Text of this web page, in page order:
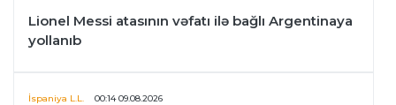
Lionel Messi atasının vəfatı ilə bağlı Argentinaya
yollanıb
İspaniya L.L. 00:14 09.08.2026